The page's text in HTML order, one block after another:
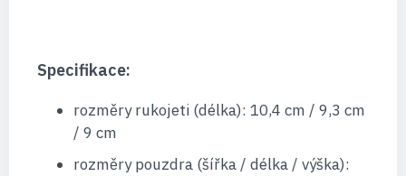
Specifikace:
rozměry rukojeti (délka): 10,4 cm / 9,3 cm
/ 9 cm
rozměry pouzdra (šířka / délka / výška):